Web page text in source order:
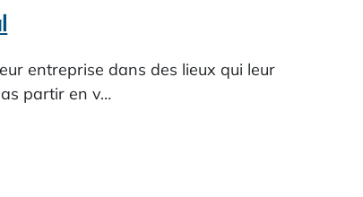
entreprise dans des lieux qui leur
partir en v…